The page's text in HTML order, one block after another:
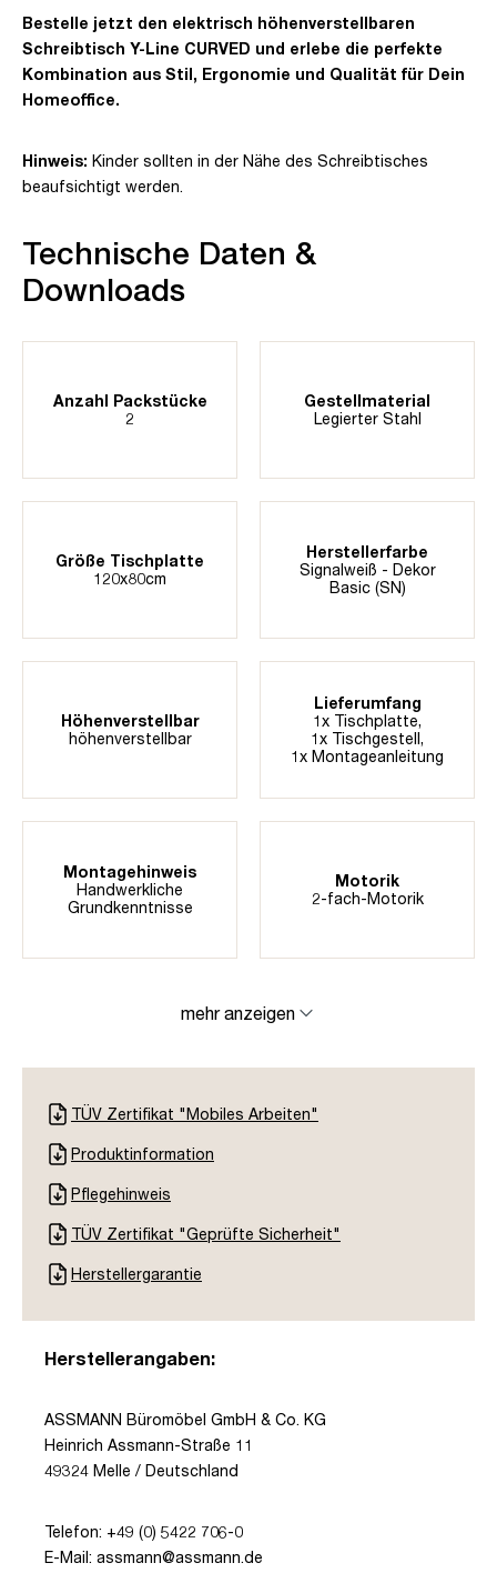
Bestelle jetzt den elektrisch höhenverstellbaren
Schreibtisch Y-Line CURVED und erlebe die perfekte
Kombination aus Stil, Ergonomie und Qualität für Dein
Homeoffice.
Hinweis: Kinder sollten in der Nähe des Schreibtisches
beaufsichtigt werden.
Technische Daten &
Downloads
Anzahl Packstücke
2
Gestellmaterial
Legierter Stahl
Größe Tischplatte
120x80cm
Herstellerfarbe
Signalweiß - Dekor
Basic (SN)
Höhenverstellbar
höhenverstellbar
Lieferumfang
1x Tischplatte,
1x Tischgestell,
1x Montageanleitung
Montagehinweis
Handwerkliche
Grundkenntnisse
Motorik
2-fach-Motorik
mehr anzeigen
TÜV Zertifikat "Mobiles Arbeiten"
Produktinformation
Pflegehinweis
TÜV Zertifikat "Geprüfte Sicherheit"
Herstellergarantie
Herstellerangaben:
ASSMANN Büromöbel GmbH & Co. KG
Heinrich Assmann-Straße 11
49324 Melle / Deutschland
Telefon: +49 (0) 5422 706-0
E-Mail: assmann@assmann.de